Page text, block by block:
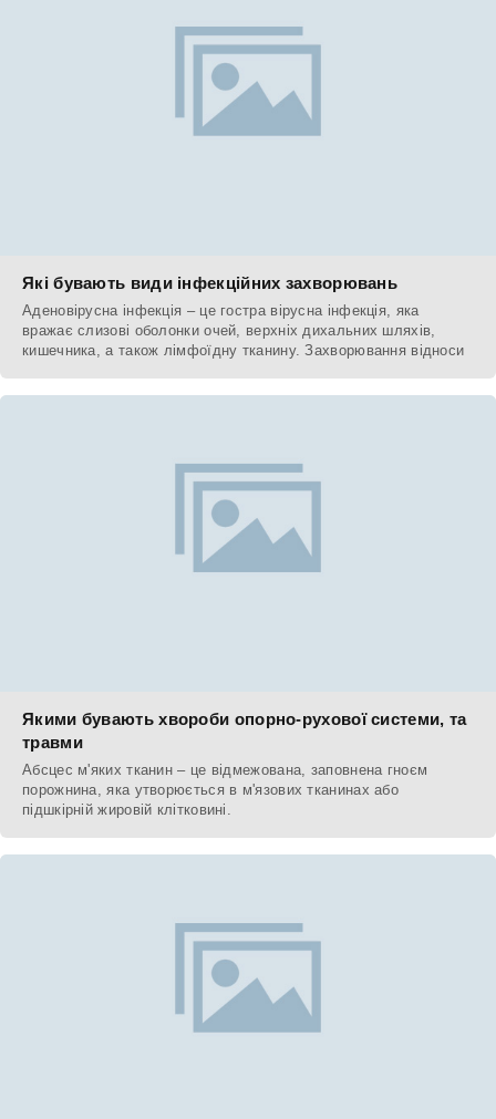
Які бувають види інфекційних захворювань
Аденовірусна інфекція – це гостра вірусна інфекція, яка
вражає слизові оболонки очей, верхніх дихальних шляхів,
кишечника, а також лімфоїдну тканину. Захворювання відноси
Якими бувають хвороби опорно-рухової системи, та
травми
Абсцес м'яких тканин – це відмежована, заповнена гноєм
порожнина, яка утворюється в м'язових тканинах або
підшкірній жировій клітковині.